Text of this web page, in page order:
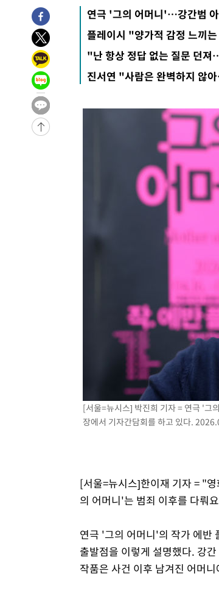
한민수·김용 순
-28934초 전 >
[속보]김민석, 與 전대 당원투표 누적
청래 44.56%
-28216초 전 >
[속보]與 대표 경선 제주·인천 당원투
42.08%·宋 10.17%
-27750초 전 >
이강인 "아틀레티코 이적 기뻐…등번호
것"
-27685초 전 >
-21459초 전 >
낮 최고 35도 '무더위'…동해안 시간당
-20729초 전 >
틀레티코 이적"
-20511초 전 >
수도권 40도 육박 '펄펄'…동해안 일부 지
-19480초 전 >
온열질환 사망자 3명 늘어…누적 환자
강릉에 시간당 81.4㎜ 물폭탄…도로 잠
백운산서 80년근 천종산삼 9뿌리 발견…감
선재도서 해루질 나섰다 실종 60대, 닷새
남자 농구, 나고야 아시안게임서 '홈팀' 일
여수 오동도 해상서 모터보트 전복…1명
극한폭염 한풀 꺾이지만…'낮 최고 35도'
축구협회 "압수수색·성접대 논란 사과…쇄신
[속보]'압수수색·성접대 논란' 축구협회 "실
[속보]뉴욕증시 상승 마감…S&P 0.6% 나
연극 '그의 어머니'…강간범
플레이시 "양가적 감정 느끼
"난 항상 정답 없는 질문 던
진서연 "사람은 완벽하지 않
[서울=뉴시스] 박진희 기자 = 연극 '그
장에서 기자간담회를 하고 있다.
[서울=뉴시스]한이재 기자 = "
의 어머니'는 범죄 이후를 다뤄
연극 '그의 어머니'의 작가 에반
출발점을 이렇게 설명했다. 강
작품은 사건 이후 남겨진 어머